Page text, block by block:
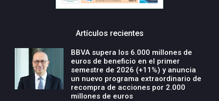
Artículos recientes
BBVA supera los 6.000 millones de
euros de beneficio en el primer
semestre de 2026 (+11%) y anuncia
un nuevo programa extraordinario de
recompra de acciones por 2.000
millones de euros